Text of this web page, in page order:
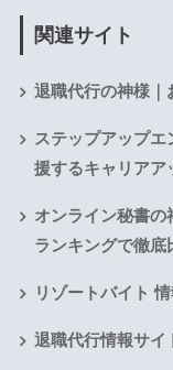
関連サイト
退職代行の神様｜
ステップアップ
援するキャリアア
オンライン秘書の
ランキングで徹底
リゾートバイト
退職代行情報サイ